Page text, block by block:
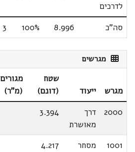
לדרכים
סה"כ 8.996
100%
3
מגרשים
מגרש ייעוד
שטח
(דונם)
מגורים
(מ"ר)
2000
דרך
מאושרת
3.394
1001 מסחר
4.217